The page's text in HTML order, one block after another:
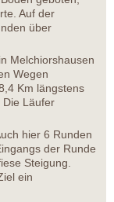
Auf der
über
Melchiorshausen
Wegen
Km längstens
Die Läufer
hier 6 Runden
der Runde
Steigung.
ein